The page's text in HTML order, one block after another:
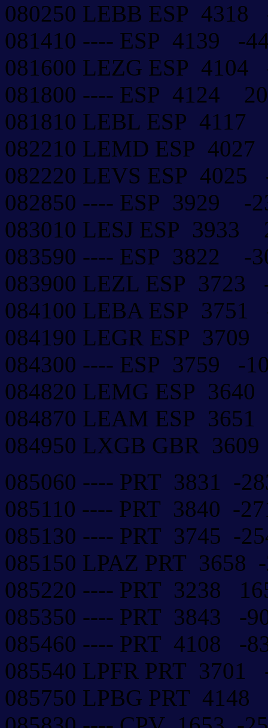
080250 LEBB ESP
081410 ---- ESP 4139 -
081600 LEZG ESP
081800 ---- ESP 4124
081810 LEBL ESP
082210 LEMD ESP
082220 LEVS ESP
082850 ---- ESP 3929 -
083010 LESJ ESP
083590 ---- ESP 3822 -
083900 LEZL ESP
084100 LEBA ESP
084190 LEGR ESP
084300 ---- ESP 3759 -
084820 LEMG ESP
084870 LEAM ESP
084950 LXGB GBR
085060 ---- PRT 3831 -
085110 ---- PRT 3840 -
085130 ---- PRT 3745 -
085150 LPAZ PRT 3658
085220 ---- PRT 3238
085350 ---- PRT 3843 -
085460 ---- PRT 4108 -
085540 LPFR PRT
085750 LPBG PRT